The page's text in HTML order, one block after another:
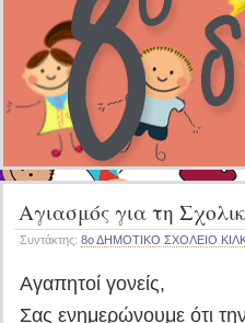
Αγιασμός για τη
Συντάκτης: 8ο ΔΗΜΟΤΙΚΟ ΣΧΟΛΕΙΟ
Αγαπητοί γονείς,
Σας ενημερώνουμε ότι